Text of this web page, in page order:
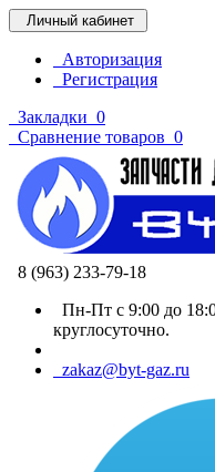
Личный кабинет
Авторизация
Регистрация
Закладки 0
Сравнение товаров 0
8 (963) 233-79-18
Пн-Пт с 9:00 до
круглосуточно.
zakaz@byt-gaz.ru